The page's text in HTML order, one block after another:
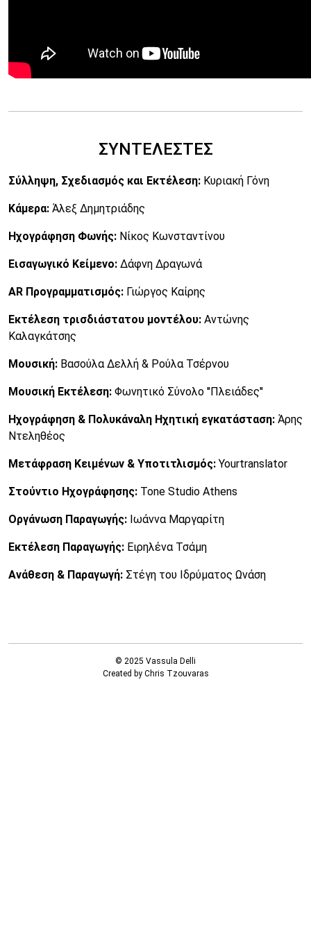
ΣΥΝΤΕΛΕΣΤΕΣ
Σύλληψη, Σχεδιασμός και Εκτέλεση: Κυριακή Γόνη
Κάμερα: Άλεξ Δημητριάδης
Ηχογράφηση Φωνής: Νίκος Κωνσταντίνου
Εισαγωγικό Κείμενο: Δάφνη Δραγωνά
AR Προγραμματισμός: Γιώργος Καίρης
Εκτέλεση τρισδιάστατου μοντέλου: Αντώνης
Καλαγκάτσης
Μουσική: Βασούλα Δελλή & Ρούλα Τσέρνου
Μουσική Εκτέλεση: Φωνητικό Σύνολο ''Πλειάδες''
Ηχογράφηση & Πολυκάναλη Ηχητική εγκατάσταση: Άρης
Ντεληθέος
Μετάφραση Κειμένων & Υποτιτλισμός: Yourtranslator
Στούντιο Ηχογράφησης: Tone Studio Athens
Οργάνωση Παραγωγής: Ιωάννα Μαργαρίτη
Εκτέλεση Παραγωγής: Ειρηλένα Τσάμη
Ανάθεση & Παραγωγή: Στέγη του Ιδρύματος Ωνάση
© 2025 Vassula Delli
Created by Chris Tzouvaras